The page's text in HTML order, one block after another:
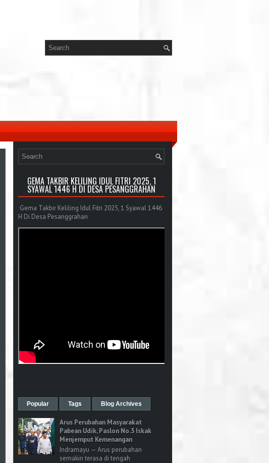
GEMA TAKBIR KELILING IDUL FITRI 2025, 1
SYAWAL 1446 H DI DESA PESANGGRAHAN
Gema Takbir Keliling Idul Fitri 2025, 1 Syawal 1446
H Di Desa Pesanggrahan
Popular Tags Blog Archives
Arus Perubahan Masyarakat
Pabean Udik, Paslon No.3 Iskak
Menjemput Kemenangan
Indramayu — Arus perubahan
semakin terasa di tengah